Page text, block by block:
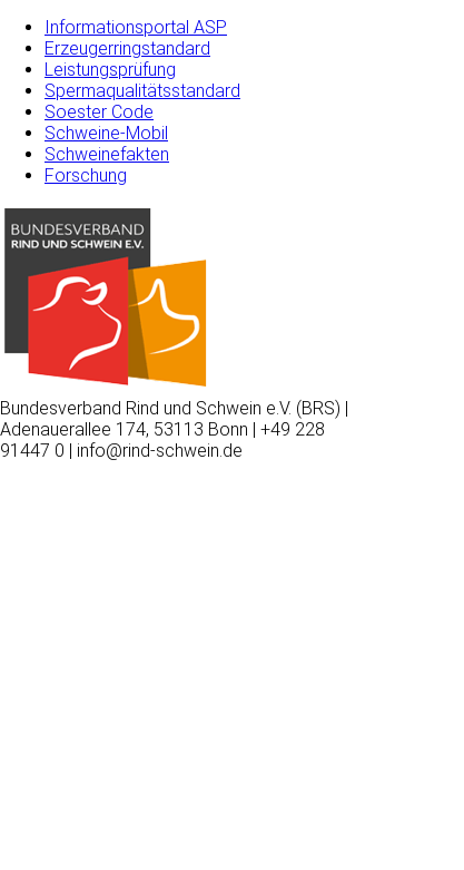
Informationsportal ASP
Erzeugerringstandard
Leistungsprüfung
Spermaqualitätsstandard
Soester Code
Schweine-Mobil
Schweinefakten
Forschung
Bundesverband Rind und Schwein e.V. (BRS) |
Adenauerallee 174, 53113 Bonn | +49 228
91447 0 | info@rind-schwein.de